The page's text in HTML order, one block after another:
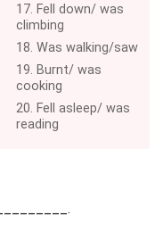
17. Fell down/ was
climbing
18. Was walking/saw
19. Burnt/ was
cooking
20. Fell asleep/ was
reading